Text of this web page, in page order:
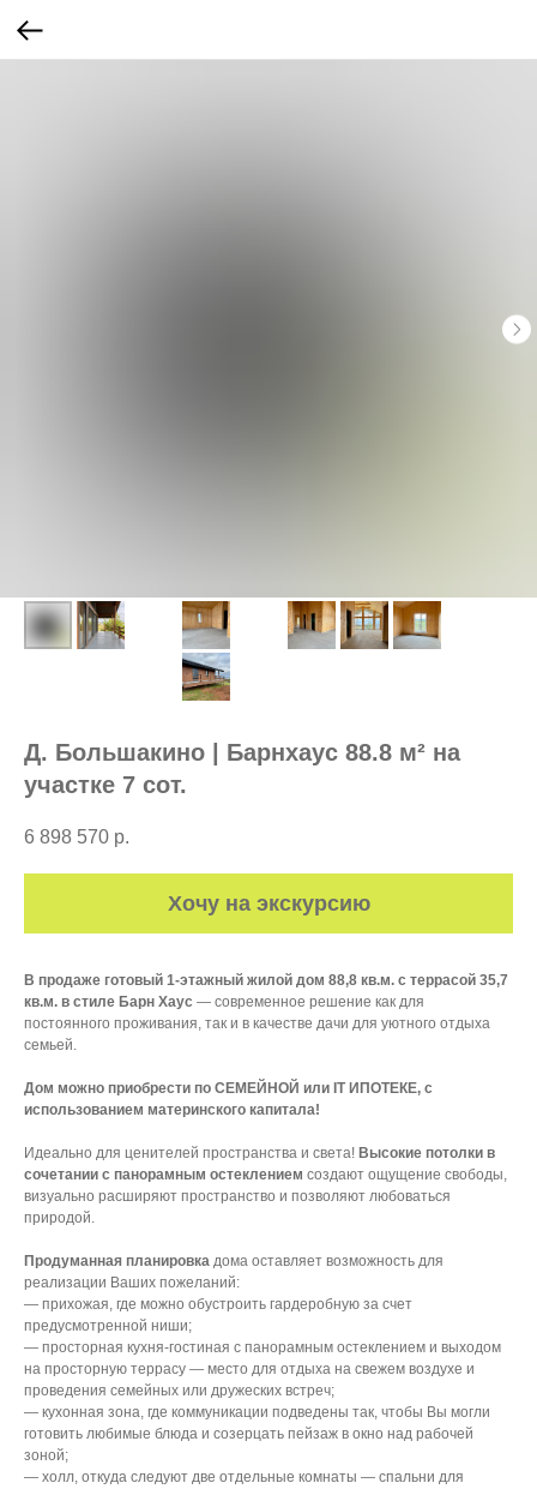
Д. Большакино | Барнхаус 88.8 м² на
участке 7 сот.
6 898 570 р.
Хочу на экскурсию
В продаже готовый 1-этажный жилой дом 88,8 кв.м. с террасой 35,7
кв.м. в стиле Барн Хаус — современное решение как для
постоянного проживания, так и в качестве дачи для уютного отдыха
семьей.
Дом можно приобрести по СЕМЕЙНОЙ или IT ИПОТЕКЕ, с
использованием материнского капитала!
Идеально для ценителей пространства и света! Высокие потолки в
сочетании с панорамным остеклением создают ощущение свободы,
визуально расширяют пространство и позволяют любоваться
природой.
Продуманная планировка дома оставляет возможность для
реализации Ваших пожеланий:
— прихожая, где можно обустроить гардеробную за счет
предусмотренной ниши;
— просторная кухня-гостиная с панорамным остеклением и выходом
на просторную террасу — место для отдыха на свежем воздухе и
проведения семейных или дружеских встреч;
— кухонная зона, где коммуникации подведены так, чтобы Вы могли
готовить любимые блюда и созерцать пейзаж в окно над рабочей
зоной;
— холл, откуда следуют две отдельные комнаты — спальни для